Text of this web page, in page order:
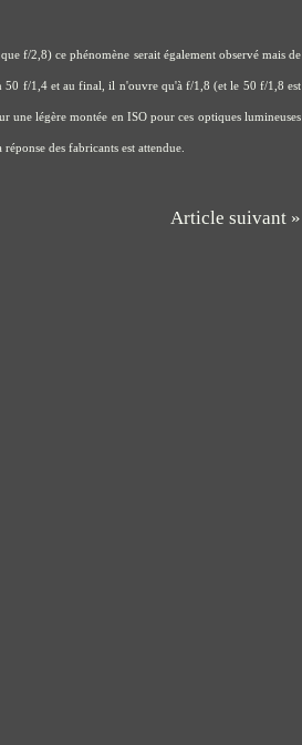
f/2,8) ce phénomène serait également observé mais de
50 f/1,4 et au final, il n'ouvre qu'à f/1,8 (et le 50 f/1,8 est
une légère montée en ISO pour ces optiques lumineuses
des fabricants est attendue.
Article suivant »